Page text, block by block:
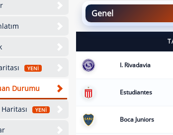
YENİ
Durumu
YENİ
Genel
I. Rivadavia
Estudiantes
Boca Juniors